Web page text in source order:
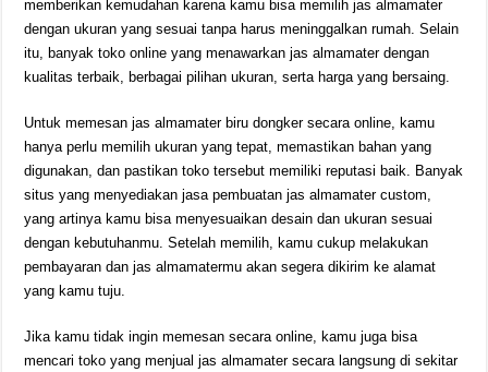
memberikan kemudahan karena kamu bisa memilih jas almamater
dengan ukuran yang sesuai tanpa harus meninggalkan rumah. Selain
itu, banyak toko online yang menawarkan jas almamater dengan
kualitas terbaik, berbagai pilihan ukuran, serta harga yang bersaing.
Untuk memesan jas almamater biru dongker secara online, kamu
hanya perlu memilih ukuran yang tepat, memastikan bahan yang
digunakan, dan pastikan toko tersebut memiliki reputasi baik. Banyak
situs yang menyediakan jasa pembuatan jas almamater custom,
yang artinya kamu bisa menyesuaikan desain dan ukuran sesuai
dengan kebutuhanmu. Setelah memilih, kamu cukup melakukan
pembayaran dan jas almamatermu akan segera dikirim ke alamat
yang kamu tuju.
Jika kamu tidak ingin memesan secara online, kamu juga bisa
mencari toko yang menjual jas almamater secara langsung di sekitar